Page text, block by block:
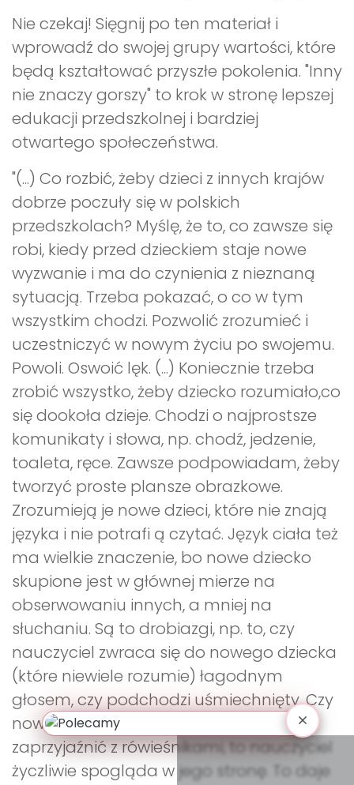
Nie czekaj! Sięgnij po ten materiał i
wprowadź do swojej grupy wartości, które
będą kształtować przyszłe pokolenia. "Inny
nie znaczy gorszy" to krok w stronę lepszej
edukacji przedszkolnej i bardziej
otwartego społeczeństwa.
"(...) Co rozbić, żeby dzieci z innych krajów
dobrze poczuły się w polskich
przedszkolach? Myślę, że to, co zawsze się
robi, kiedy przed dzieckiem staje nowe
wyzwanie i ma do czynienia z nieznaną
sytuacją. Trzeba pokazać, o co w tym
wszystkim chodzi. Pozwolić zrozumieć i
uczestniczyć w nowym życiu po swojemu.
Powoli. Oswoić lęk. (...) Koniecznie trzeba
zrobić wszystko, żeby dziecko rozumiało,co
się dookoła dzieje. Chodzi o najprostsze
komunikaty i słowa, np. chodź, jedzenie,
toaleta, ręce. Zawsze podpowiadam, żeby
tworzyć proste plansze obrazkowe.
Zrozumieją je nowe dzieci, które nie znają
języka i nie potrafi ą czytać. Język ciała też
ma wielkie znaczenie, bo nowe dziecko
skupione jest w głównej mierze na
obserwowaniu innych, a mniej na
słuchaniu. Są to drobiazgi, np. to, czy
nauczyciel zwraca się do nowego dziecka
(które niewiele rozumie) łagodnym
głosem, czy podchodzi uśmiechnięty. Czy
nowe dziecko widzi, że kiedy próbuje się
zaprzyjaźnić z rówieśnikami, to nauczyciel
życzliwie spogląda w jego stronę. To daje